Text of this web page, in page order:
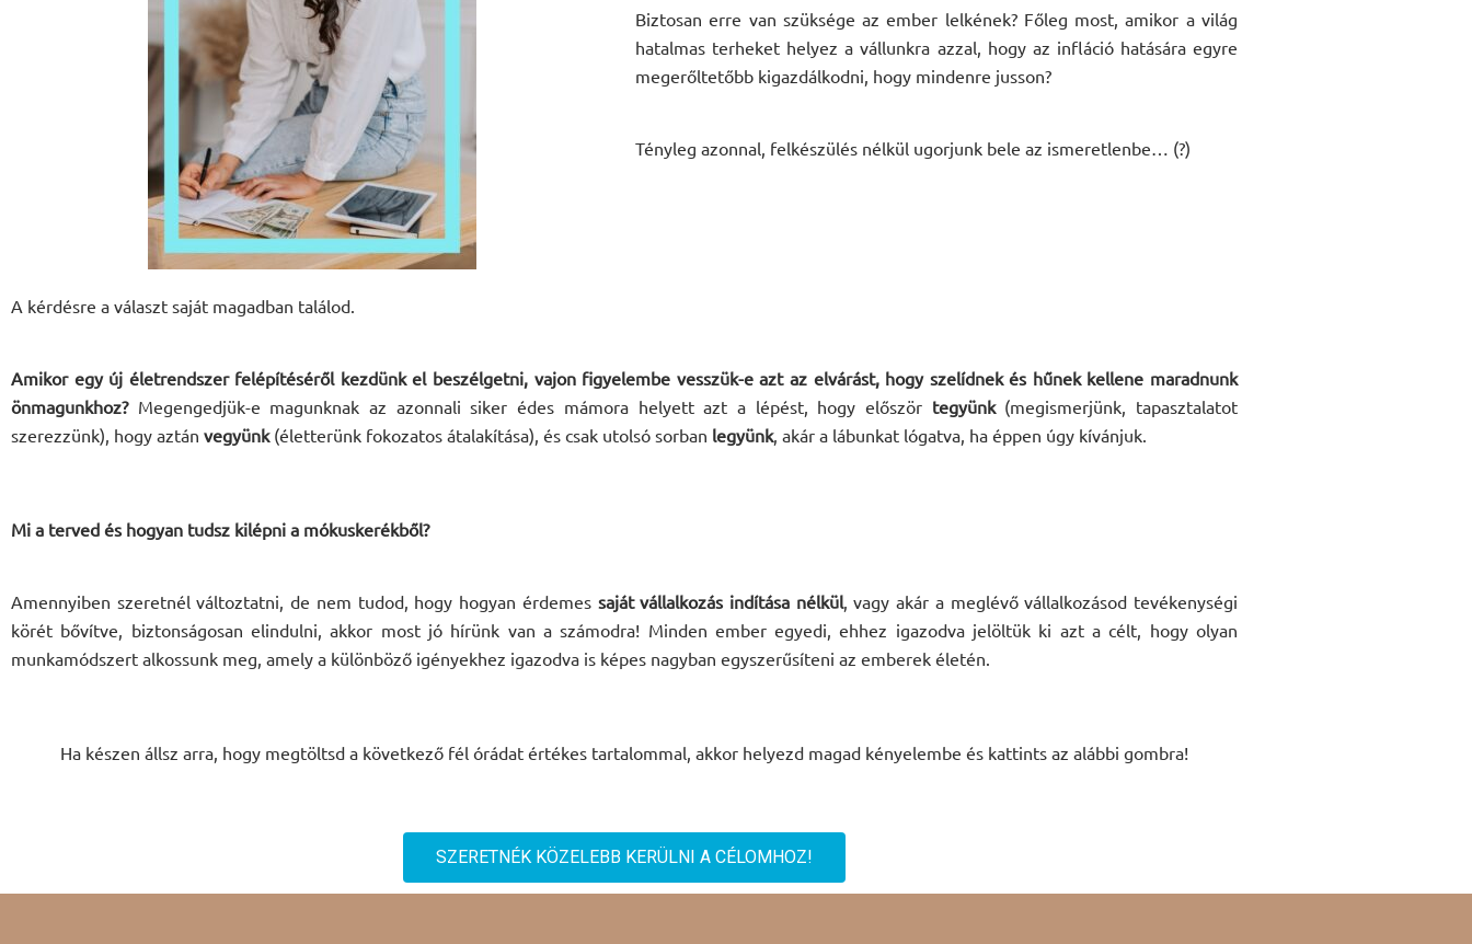
Biztosan erre van szüksége az ember lelkének? Főleg most, amikor a világ
hatalmas terheket helyez a vállunkra azzal, hogy az infláció hatására egyre
megerőltetőbb kigazdálkodni, hogy mindenre jusson?
Tényleg azonnal, felkészülés nélkül ugorjunk bele az ismeretlenbe… (?)
A kérdésre a választ saját magadban találod.
Amikor egy új életrendszer felépítéséről kezdünk el beszélgetni, vajon figyelembe vesszük-e azt az elvárást, hogy szelídnek és hűnek kellene maradnunk
önmagunkhoz?Megengedjük-e magunknak az azonnali siker édes mámora helyett azt a lépést, hogy először tegyünk(megismerjünk, tapasztalatot
szerezzünk), hogy aztán vegyünk(életterünk fokozatos átalakítása), és csak utolsó sorban legyünk, akár a lábunkat lógatva, ha éppen úgy kívánjuk.
Mi a terved és hogyan tudsz kilépni a mókuskerékből?
Amennyiben szeretnél változtatni, de nem tudod, hogy hogyan érdemes saját vállalkozás indítása nélkül, vagy akár a meglévő vállalkozásod tevékenységi
körét bővítve, biztonságosan elindulni,akkor mostjó hírünk van a számodra! Minden ember egyedi, ehhez igazodva jelöltük ki azt a célt, hogy olyan
munkamódszert alkossunk meg, amely a különböző igényekhez igazodva is képes nagyban egyszerűsíteni az emberek életén.
Ha készen állsz arra, hogy megtöltsd a következő fél órádat értékes tartalommal, akkor helyezd magad kényelembe és kattints az alábbi gombra!
SZERETNÉK KÖZELEBB KERÜLNI A CÉLOMHOZ!